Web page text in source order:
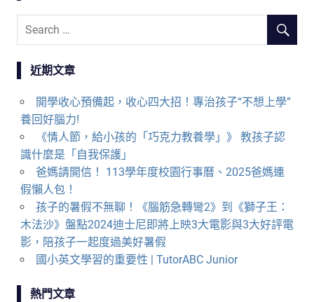
近期文章
開學收心預備起，收心四大招！專治孩子“不想上學”
養回好腦力!
《情人節，給小孩的「巧克力教養學」》 教孩子認
識什麼是「自我保護」
爸媽請開信！ 113學年度校園行事曆、2025爸媽連
假懶人包！
孩子的暑假不無聊！《腦筋急轉彎2》到《獅子王：
木法沙》盤點2024迪士尼即將上映3大電影與3大好評電
影，陪孩子一起度過美好暑假
國小英文學習的重要性 | TutorABC Junior
熱門文章